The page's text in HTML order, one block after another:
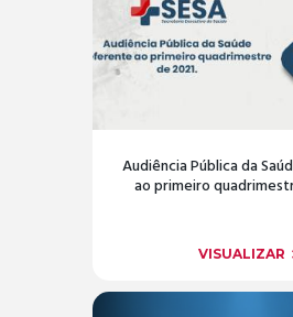
Audiência Pública da
ao primeiro
VISUALIZAR